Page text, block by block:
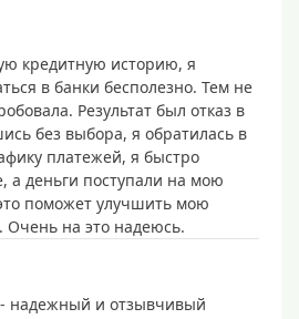
кредитную историю, я
в банки бесполезно. Тем не
Результат был отказ в
без выбора, я обратилась в
платежей, я быстро
а деньги поступали на мою
поможет улучшить мою
на это надеюсь.
надежный и отзывчивый